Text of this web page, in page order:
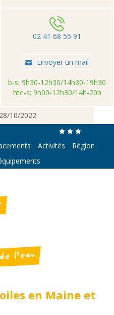
02 41 68 55 91
Envoyer un mail
b-s: 9h30-12h30/14h30-19h30
hte-s: 9h00-12h30/14h-20h
10/2022
Activités
Région
l’eau
en Maine et